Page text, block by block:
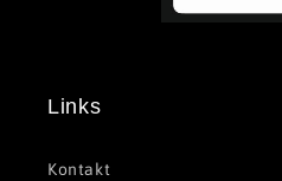
Links
Kontakt